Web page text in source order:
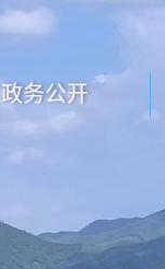
政务公开